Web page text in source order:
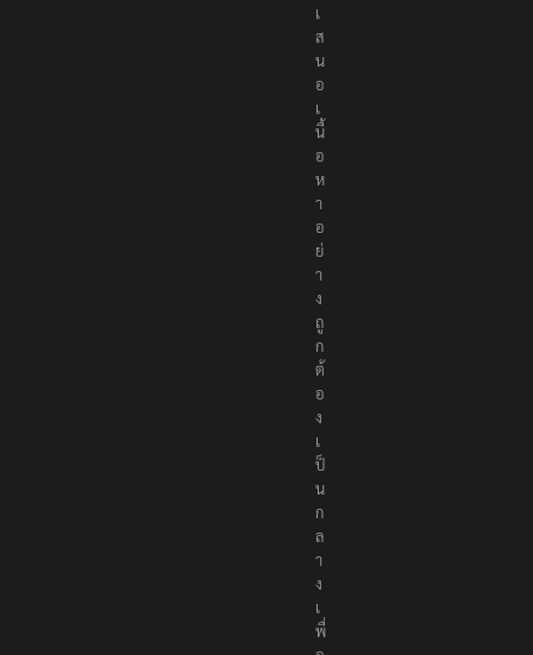
เ
ส
น
อ
เ
นื้
อ
ห
า
อ
ย่
า
ง
ถู
ก
ต้
อ
ง
เ
ป็
น
ก
ล
า
ง
เ
พื่